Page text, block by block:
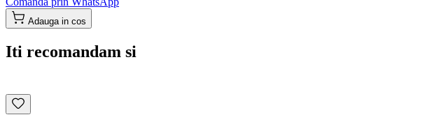
Adauga in cos
Iti recomandam si